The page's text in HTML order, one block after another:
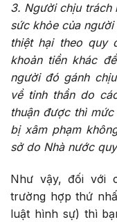
3. Người chịu trách
sức khỏe của
thiệt hại theo quy
khoản tiền khác
người đó gánh
về tinh thần do
thuận được thì
bị xâm phạm
sở do Nhà nước
Như vậy, đối với
trường hợp thứ
luật hình sự) thì